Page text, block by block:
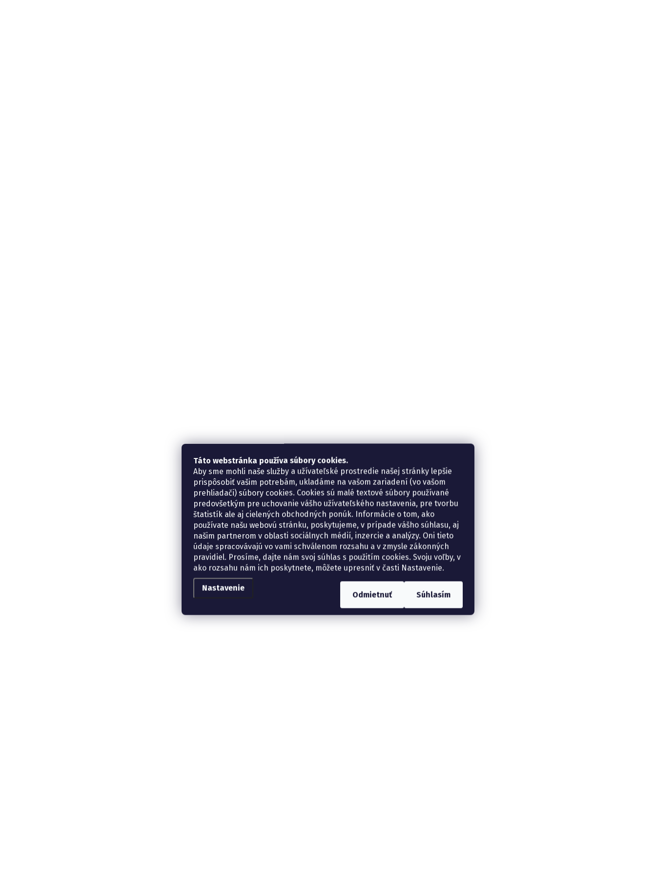
Táto webstránka používa súbory cookies.
Aby sme mohli naše služby a užívateľské prostredie našej stránky lepšie
prispôsobiť vašim potrebám, ukladáme na vašom zariadení (vo vašom
prehliadači) súbory cookies. Cookies sú malé textové súbory používané
predovšetkým pre uchovanie vášho užívateľského nastavenia, pre tvorbu
štatistík ale aj cielených obchodných ponúk. Informácie o tom, ako
používate našu webovú stránku, poskytujeme, v prípade vášho súhlasu, aj
našim partnerom v oblasti sociálnych médií, inzercie a analýzy. Oni tieto
údaje spracovávajú vo vami schválenom rozsahu a v zmysle zákonných
pravidiel. Prosíme, dajte nám svoj súhlas s použitím cookies. Svoju voľby, v
ako rozsahu nám ich poskytnete, môžete upresniť v časti Nastavenie.
Nastavenie
Odmietnuť Súhlasím